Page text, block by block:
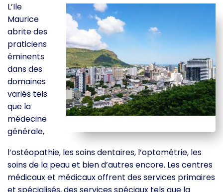
L’Ile
Maurice
abrite des
praticiens
éminents
dans des
domaines
variés tels
que la
médecine
générale,
l’ostéopathie, les soins dentaires, l’optométrie, les
soins de la peau et bien d’autres encore. Les centres
médicaux et médicaux offrent des services primaires